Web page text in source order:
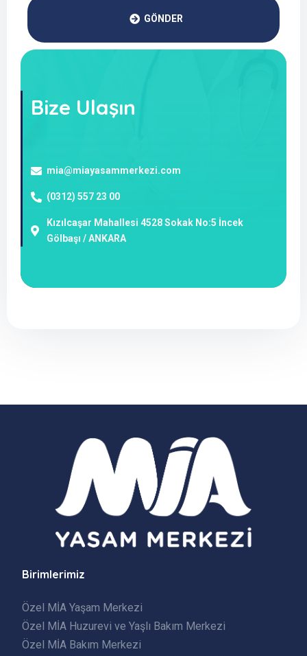
GÖNDER
Bize Ulaşın
mia@miayasammerkezi.com
(0312) 557 23 00
Kızılcaşar Mahallesi 4528 Sokak No:5 İncek
Gölbaşı / ANKARA
Birimlerimiz
Özel MİA Yaşam Merkezi
Özel MİA Huzurevi ve Yaşlı Bakım Merkezi
Özel MİA Bakım Merkezi